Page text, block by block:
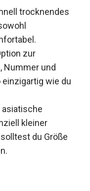
zur
und
wie du
kleiner
du Größe